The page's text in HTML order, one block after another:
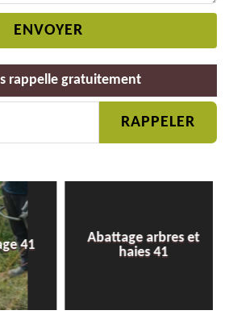
rappelle gratuitement
41
Abattage arbres et
haies 41